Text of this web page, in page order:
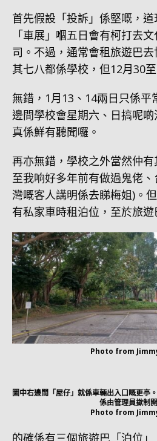
首先假設「投訴」係堅嘅，
「車展」嗰五日會有柯打去
司。不過，通常會租旅遊巴
其七八都係學校，但12月30
無錯，1月13、14兩日只係平
邊間學校會星期六、日搞呢
真係鮮有聽聞囉。
再亦無錯，學校之外當然仲
至我响好多年前有做過鬼佬
灣嘅客人講明係去睇梅姐)。
有私家車時租泊位，至於旅
Photo from
圖中右邊間「屋仔」就係車輛出入口嘅更亭
係由管理員撳制
Photo from
的確係有三個旅遊巴「泊位